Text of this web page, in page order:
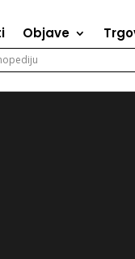
Objave